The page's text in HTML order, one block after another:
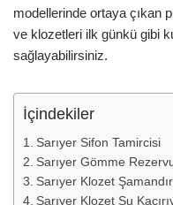
modellerinde ortaya çıkan
ve klozetleri ilk günkü gibi
sağlayabilirsiniz.
İçindekiler
Sarıyer Sifon Tamircisi
Sarıyer Gömme
Sarıyer Klozet
Sarıyer Klozet Su